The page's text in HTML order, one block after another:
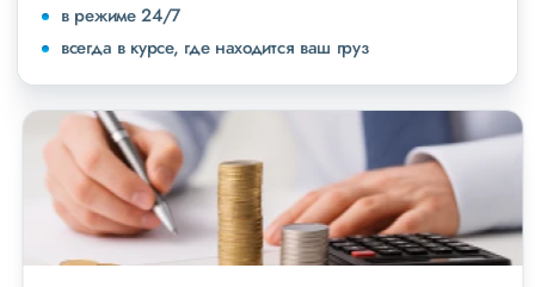
в режиме 24/7
всегда в курсе, где находится ваш груз